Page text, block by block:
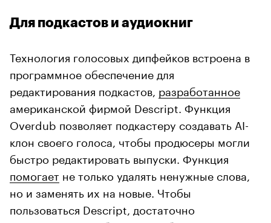
Для подкастов и аудиокниг
Технология голосовых дипфейков встроена в
программное обеспечение для
редактирования подкастов, разработанное
американской фирмой Descript. Функция
Overdub позволяет подкастеру создавать AI-
клон своего голоса, чтобы продюсеры могли
быстро редактировать выпуски. Функция
помогает не только удалять ненужные слова,
но и заменять их на новые. Чтобы
пользоваться Descript, достаточно